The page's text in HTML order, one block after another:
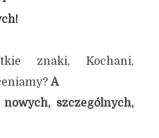
!
znaki, Kochani,
A
szczególnych,